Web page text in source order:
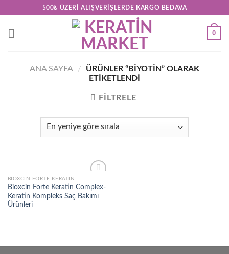
content
500₺ ÜZERI ALIŞVERIŞLERDE KARGO BEDAVA
0
ANA SAYFA /
ÜRÜNLER “BIYOTIN” OLARAK
ETIKETLENDI
FILTRELE
Add to
wishlist
BIOXCIN FORTE KERATIN
Bioxcin Forte Keratin Complex-
Keratin Kompleks Saç Bakımı
Ürünleri